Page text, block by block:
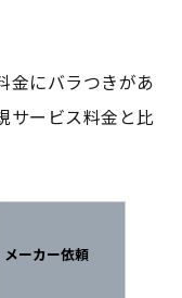
金にバラつきがあ
サービス料金と比
メーカー依頼